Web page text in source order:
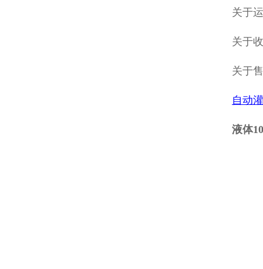
关于
关于
关于
自动
液体